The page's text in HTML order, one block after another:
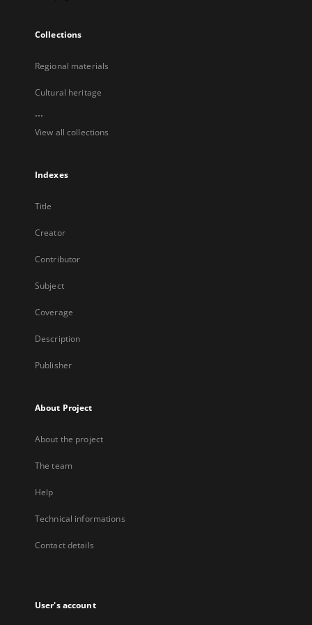
Collections
Regional materials
Cultural heritage
...
View all collections
Indexes
Title
Creator
Contributor
Subject
Coverage
Description
Publisher
About Project
About the project
The team
Help
Technical informations
Contact details
User's account